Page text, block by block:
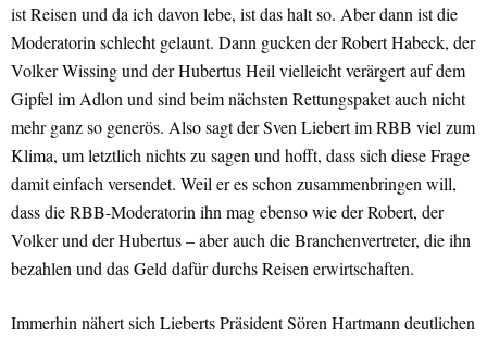
ist Reisen und da ich davon lebe, ist das halt so. Aber dann ist die
Moderatorin schlecht gelaunt. Dann gucken der Robert Habeck, der
Volker Wissing und der Hubertus Heil vielleicht verärgert auf dem
Gipfel im Adlon und sind beim nächsten Rettungspaket auch nicht
mehr ganz so generös. Also sagt der Sven Liebert im RBB viel zum
Klima, um letztlich nichts zu sagen und hofft, dass sich diese Frage
damit einfach versendet. Weil er es schon zusammenbringen will,
dass die RBB-Moderatorin ihn mag ebenso wie der Robert, der
Volker und der Hubertus – aber auch die Branchenvertreter, die ihn
bezahlen und das Geld dafür durchs Reisen erwirtschaften.
Immerhin nähert sich Lieberts Präsident Sören Hartmann deutlichen